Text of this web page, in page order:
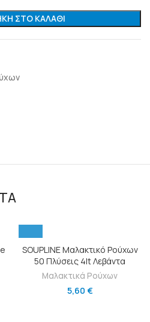
ΣΤΟ ΚΑΛΆΘΙ
SOUPLINE Μαλακτικό Ρούχων
50 Πλύσεις 4lt Λεβάντα
Μαλακτικά Ρούχων
5,60 €